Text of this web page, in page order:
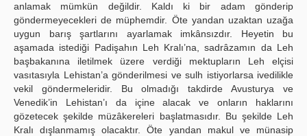
anlamak mümkün değildir. Kaldı ki bir adam gönderip
göndermeyecekleri de müphemdir. Öte yandan uzaktan uzağa
uygun barış şartlarını ayarlamak imkânsızdır. Heyetin bu
aşamada istediği Padişahın Leh Kralı’na, sadrâzamın da Leh
başbakanına iletilmek üzere verdiği mektupların Leh elçisi
vasıtasıyla Lehistan’a gönderilmesi ve sulh istiyorlarsa ivedilikle
vekil göndermeleridir. Bu olmadığı takdirde Avusturya ve
Venedik’in Lehistan’ı da içine alacak ve onların haklarını
gözetecek şekilde müzâkereleri başlatmasıdır. Bu şekilde Leh
Kralı dışlanmamış olacaktır. Öte yandan makul ve münasip